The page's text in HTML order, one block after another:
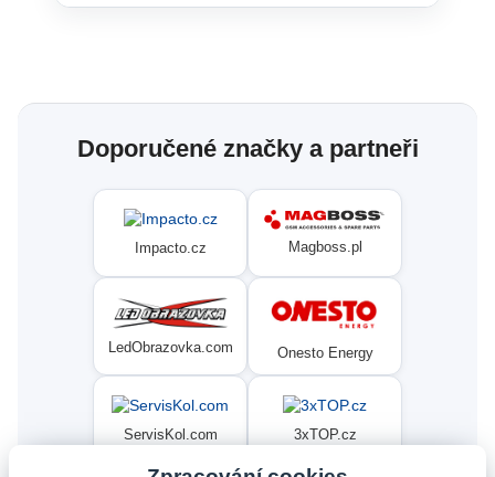
Doporučené značky a partneři
Impacto.cz Magboss.pl
LedObrazovka.com Onesto Energy
ServisKol.com 3xTOP.cz